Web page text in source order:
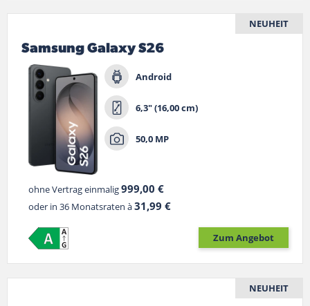
NEUHEIT
Samsung Galaxy S26
Android
6,3" (16,00 cm)
50,0 MP
ohne Vertrag einmalig999,00 €
oder in 36 Monatsraten à31,99 €
Zum Angebot
NEUHEIT